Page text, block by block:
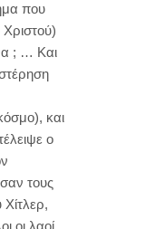
που
; … Και
και
ο
τους